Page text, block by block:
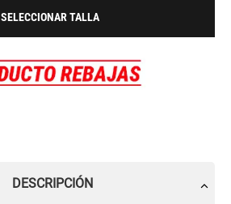
SELECCIONAR TALLA
DESCRIPCIÓN